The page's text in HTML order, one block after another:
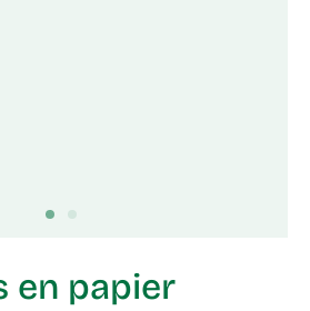
en papier